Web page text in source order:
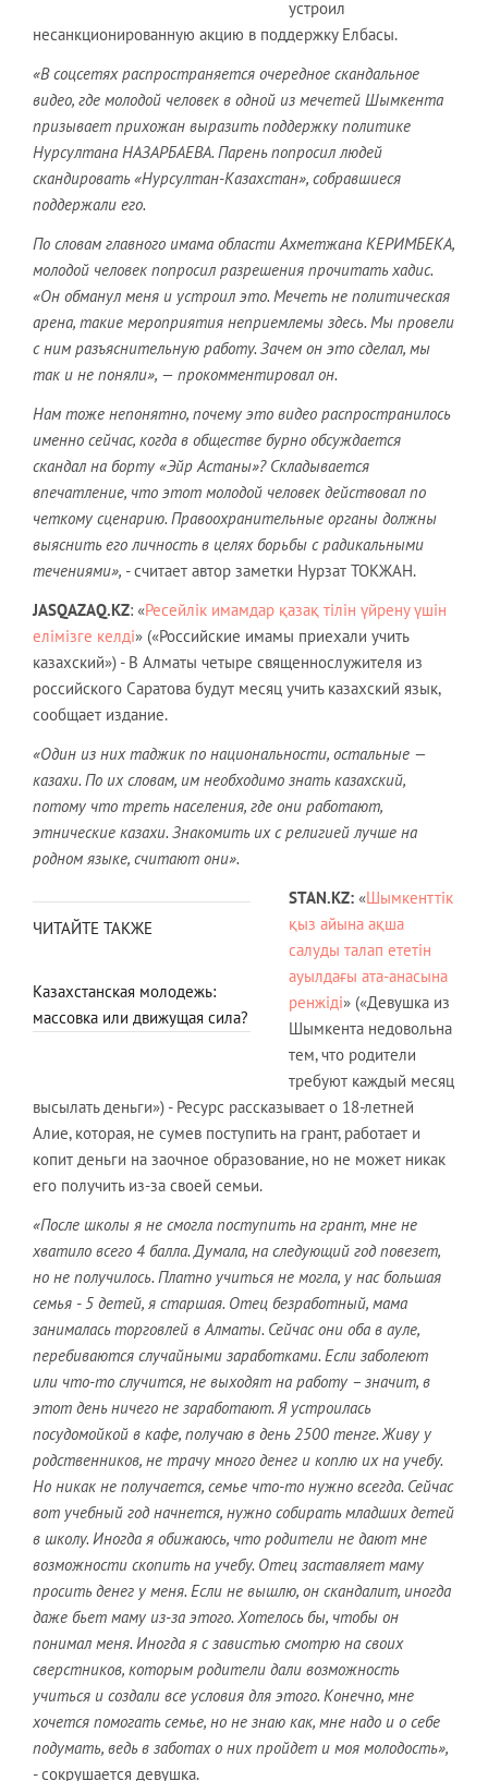
устроил
несанкционированную акцию в поддержку Елбасы.
«В соцсетях распространяется очередное скандальное
видео, где молодой человек в одной из мечетей Шымкента
призывает прихожан выразить поддержку политике
Нурсултана НАЗАРБАЕВА. Парень попросил людей
скандировать «Нурсултан-Казахстан», собравшиеся
поддержали его.
По словам главного имама области Ахметжана КЕРИМБЕКА,
молодой человек попросил разрешения прочитать хадис.
«Он обманул меня и устроил это. Мечеть не политическая
арена, такие мероприятия неприемлемы здесь. Мы провели
с ним разъяснительную работу. Зачем он это сделал, мы
так и не поняли», — прокомментировал он.
Нам тоже непонятно, почему это видео распространилось
именно сейчас, когда в обществе бурно обсуждается
скандал на борту «Эйр Астаны»? Складывается
впечатление, что этот молодой человек действовал по
четкому сценарию. Правоохранительные органы должны
выяснить его личность в целях борьбы с радикальными
течениями», - считает автор заметки Нурзат ТОКЖАН.
JASQAZAQ.KZ: «Ресейлік имамдар қазақ тілін үйрену үшін
елімізге келді» («Российские имамы приехали учить
казахский») - В Алматы четыре священнослужителя из
российского Саратова будут месяц учить казахский язык,
сообщает издание.
«Один из них таджик по национальности, остальные —
казахи. По их словам, им необходимо знать казахский,
потому что треть населения, где они работают,
этнические казахи. Знакомить их с религией лучше на
родном языке, считают они».
ЧИТАЙТЕ ТАКЖЕ
Казахстанская молодежь:
массовка или движущая сила?
STAN.KZ: «Шымкенттік
қыз айына ақша
салуды талап ететін
ауылдағы ата-анасына
ренжіді» («Девушка из
Шымкента недовольна
тем, что родители
требуют каждый месяц
высылать деньги») - Ресурс рассказывает о 18-летней
Алие, которая, не сумев поступить на грант, работает и
копит деньги на заочное образование, но не может никак
его получить из-за своей семьи.
«После школы я не смогла поступить на грант, мне не
хватило всего 4 балла. Думала, на следующий год повезет,
но не получилось. Платно учиться не могла, у нас большая
семья - 5 детей, я старшая. Отец безработный, мама
занималась торговлей в Алматы. Сейчас они оба в ауле,
перебиваются случайными заработками. Если заболеют
или что-то случится, не выходят на работу – значит, в
этот день ничего не заработают. Я устроилась
посудомойкой в кафе, получаю в день 2500 тенге. Живу у
родственников, не трачу много денег и коплю их на учебу.
Но никак не получается, семье что-то нужно всегда. Сейчас
вот учебный год начнется, нужно собирать младших детей
в школу. Иногда я обижаюсь, что родители не дают мне
возможности скопить на учебу. Отец заставляет маму
просить денег у меня. Если не вышлю, он скандалит, иногда
даже бьет маму из-за этого. Хотелось бы, чтобы он
понимал меня. Иногда я с завистью смотрю на своих
сверстников, которым родители дали возможность
учиться и создали все условия для этого. Конечно, мне
хочется помогать семье, но не знаю как, мне надо и о себе
подумать, ведь в заботах о них пройдет и моя молодость»,
- сокрушается девушка.